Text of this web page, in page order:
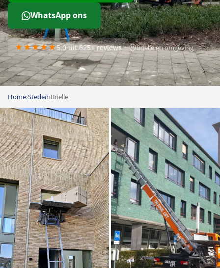
WhatsApp ons
★★★★★5.0 uit 625+ reviews Brielle en omgeving
Home›Steden›Brielle